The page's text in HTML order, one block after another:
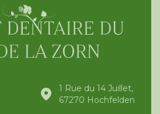
1 Rue du 14 Juillet,
67270 Hochfelden